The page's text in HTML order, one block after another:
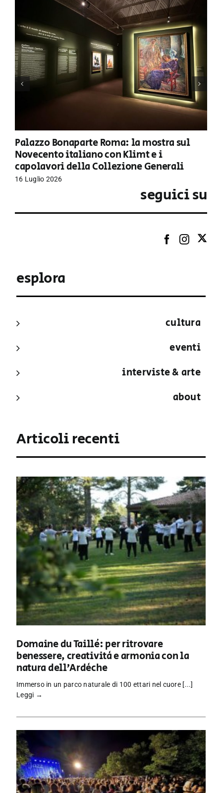
Palazzo Bonaparte Roma: la mostra sul
Novecento italiano con Klimt e i
capolavori della Collezione Generali
16 Luglio 2026
seguici su
esplora
cultura
eventi
interviste & arte
about
Articoli recenti
Domaine du Taillé: per ritrovare
benessere, creatività e armonia con la
natura dell’Ardèche
Immerso in un parco naturale di 100 ettari nel cuore [...]
Leggi →